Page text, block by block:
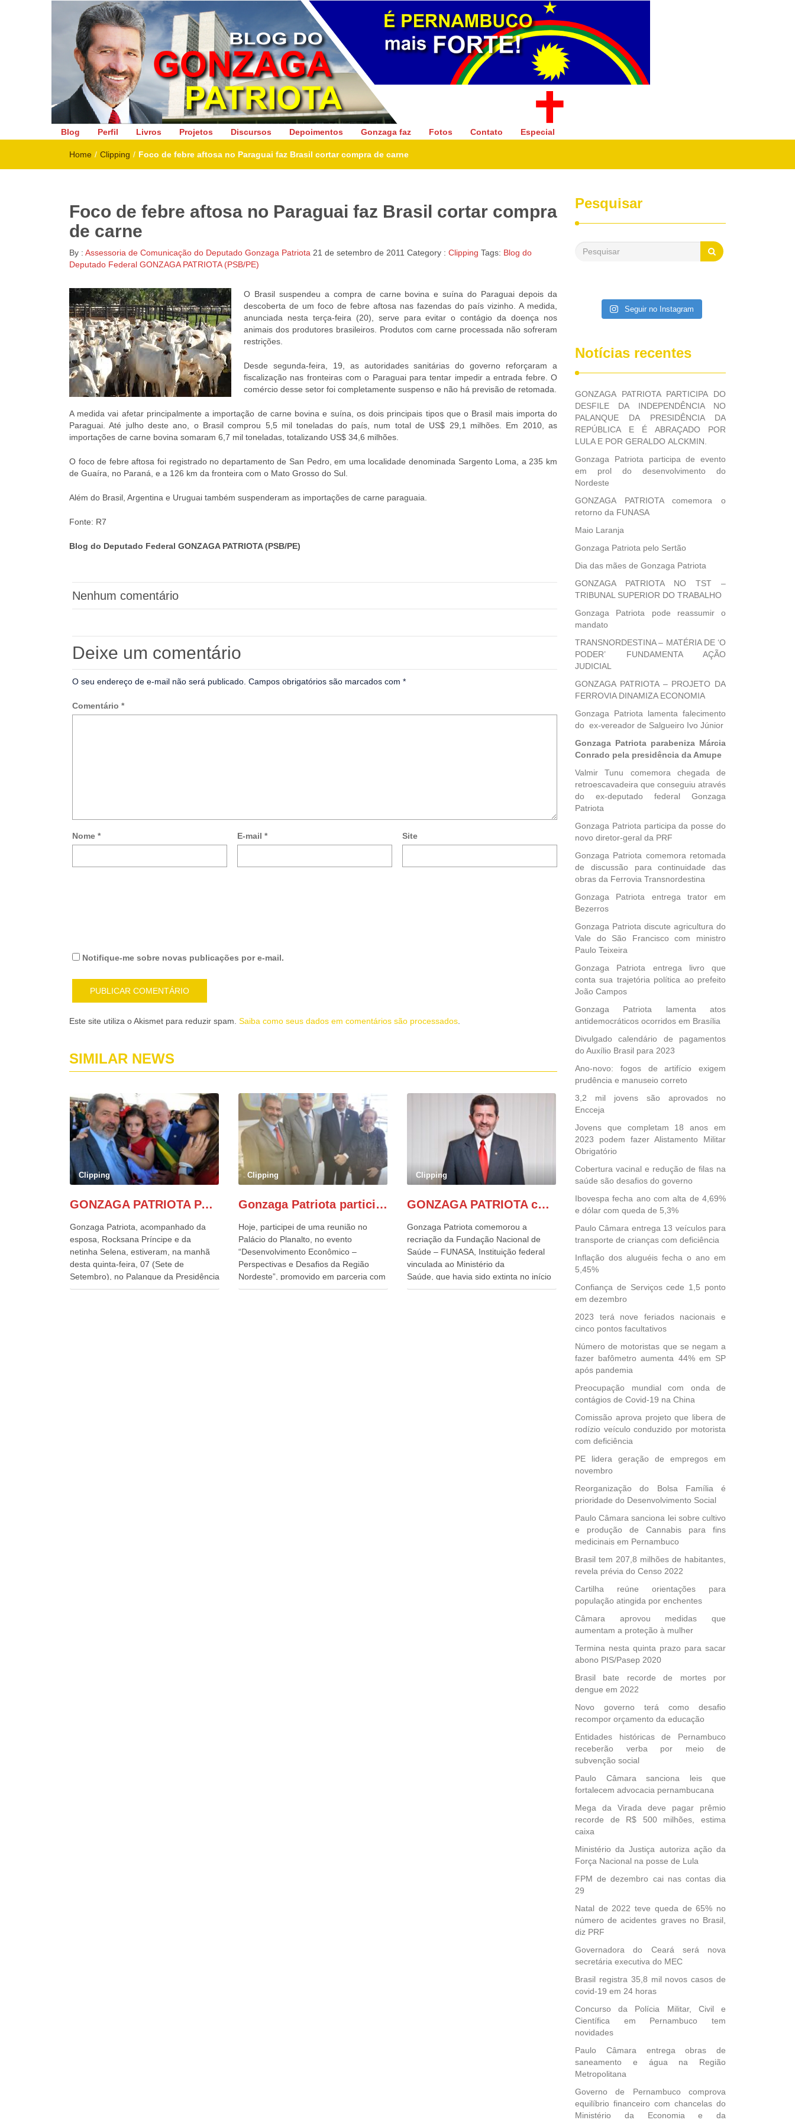
Gonzaga Patriota
Deputado Federal
Blog Perfil Livros Projetos Discursos Depoimentos Gonzaga faz Fotos Contato Especial
Home / Clipping / Foco de febre aftosa no Paraguai faz Brasil cortar compra de carne
Foco de febre aftosa no Paraguai faz Brasil cortar compra
de carne
By : Assessoria de Comunicação do Deputado Gonzaga Patriota 21 de setembro de 2011 Category : Clipping Tags: Blog do
Deputado Federal GONZAGA PATRIOTA (PSB/PE)
O Brasil suspendeu a compra de carne bovina e suína do Paraguai depois da
descoberta de um foco de febre aftosa nas fazendas do país vizinho. A medida,
anunciada nesta terça-feira (20), serve para evitar o contágio da doença nos
animais dos produtores brasileiros. Produtos com carne processada não sofreram
restrições.
Desde segunda-feira, 19, as autoridades sanitárias do governo reforçaram a
fiscalização nas fronteiras com o Paraguai para tentar impedir a entrada febre. O
comércio desse setor foi completamente suspenso e não há previsão de retomada.
A medida vai afetar principalmente a importação de carne bovina e suína, os dois principais tipos que o Brasil mais importa do
Paraguai. Até julho deste ano, o Brasil comprou 5,5 mil toneladas do país, num total de US$ 29,1 milhões. Em 2010, as
importações de carne bovina somaram 6,7 mil toneladas, totalizando US$ 34,6 milhões.
O foco de febre aftosa foi registrado no departamento de San Pedro, em uma localidade denominada Sargento Loma, a 235 km
de Guaíra, no Paraná, e a 126 km da fronteira com o Mato Grosso do Sul.
Além do Brasil, Argentina e Uruguai também suspenderam as importações de carne paraguaia.
Fonte: R7
Blog do Deputado Federal GONZAGA PATRIOTA (PSB/PE)
Nenhum comentário
Deixe um comentário
O seu endereço de e-mail não será publicado. Campos obrigatórios são marcados com *
Comentário *
Nome * E-mail *
Site
Notifique-
sobre
novos
comentários
mail.
Notifique-me sobre novas publicações por e-mail.
Este site utiliza o Akismet para reduzir spam. Saiba como seus dados em comentários são processados
SIMILAR NEWS
Clipping
GONZAGA PATRIOTA PARTICIPA DO DESFILE DA INDEPENDÊNCIA NO PALANQUE DA PRESIDÊNCIA DA REPÚBLICA E É ABRAÇADO POR LULA E POR GERALDO ALCKMIN.
Gonzaga Patriota, acompanhado da
esposa, Rocksana Príncipe e da
netinha Selena, estiveram, na manhã
desta quinta-feira, 07 (Sete de
Setembro), no Palanque da Presidência
da República, onde foram abraçados
Clipping
Gonzaga Patriota participa de evento em prol do desenvolvimento do Nordeste
Hoje, participei de uma reunião no
Palácio do Planalto, no evento
“Desenvolvimento Econômico –
Perspectivas e Desafios da Região
Nordeste”, promovido em parceria com
o Consórcio Nordeste. Na pauta do
Clipping
GONZAGA PATRIOTA comemora o retorno da FUNASA
Gonzaga Patriota comemorou a
recriação da Fundação Nacional de
Saúde – FUNASA, Instituição federal
vinculada ao Ministério da
Saúde, que havia sido extinta no início
do terceiro governo do
Pesquisar
Seguir no Instagram
Notícias recentes
GONZAGA PATRIOTA PARTICIPA DO
DESFILE DA INDEPENDÊNCIA NO
PALANQUE DA PRESIDÊNCIA DA
REPÚBLICA E É ABRAÇADO POR
LULA E POR GERALDO ALCKMIN.
Gonzaga Patriota participa de evento
em prol do desenvolvimento do
Nordeste
GONZAGA PATRIOTA comemora o
retorno da FUNASA
Maio Laranja
Gonzaga Patriota pelo Sertão
Dia das mães de Gonzaga Patriota
GONZAGA PATRIOTA NO TST –
TRIBUNAL SUPERIOR DO TRABALHO
Gonzaga Patriota pode reassumir o
mandato
TRANSNORDESTINA – MATÉRIA DE ‘O
PODER’ FUNDAMENTA AÇÃO
JUDICIAL
GONZAGA PATRIOTA – PROJETO DA
FERROVIA DINAMIZA ECONOMIA
Gonzaga Patriota lamenta falecimento
do ex-vereador de Salgueiro Ivo Júnior
Gonzaga Patriota parabeniza Márcia
Conrado pela presidência da Amupe
Valmir Tunu comemora chegada de
retroescavadeira que conseguiu através
do ex-deputado federal Gonzaga
Patriota
Gonzaga Patriota participa da posse do
novo diretor-geral da PRF
Gonzaga Patriota comemora retomada
de discussão para continuidade das
obras da Ferrovia Transnordestina
Gonzaga Patriota entrega trator em
Bezerros
Gonzaga Patriota discute agricultura do
Vale do São Francisco com ministro
Paulo Teixeira
Gonzaga Patriota entrega livro que
conta sua trajetória política ao prefeito
João Campos
Gonzaga Patriota lamenta atos
antidemocráticos ocorridos em Brasília
Divulgado calendário de pagamentos
do Auxílio Brasil para 2023
Ano-novo: fogos de artifício exigem
prudência e manuseio correto
3,2 mil jovens são aprovados no
Encceja
Jovens que completam 18 anos em
2023 podem fazer Alistamento Militar
Obrigatório
Cobertura vacinal e redução de filas na
saúde são desafios do governo
Ibovespa fecha ano com alta de 4,69%
e dólar com queda de 5,3%
Paulo Câmara entrega 13 veículos para
transporte de crianças com deficiência
Inflação dos aluguéis fecha o ano em
5,45%
Confiança de Serviços cede 1,5 ponto
em dezembro
2023 terá nove feriados nacionais e
cinco pontos facultativos
Número de motoristas que se negam a
fazer bafômetro aumenta 44% em SP
após pandemia
Preocupação mundial com onda de
contágios de Covid-19 na China
Comissão aprova projeto que libera de
rodízio veículo conduzido por motorista
com deficiência
PE lidera geração de empregos em
novembro
Reorganização do Bolsa Família é
prioridade do Desenvolvimento Social
Paulo Câmara sanciona lei sobre cultivo
e produção de Cannabis para fins
medicinais em Pernambuco
Brasil tem 207,8 milhões de habitantes,
revela prévia do Censo 2022
Cartilha reúne orientações para
população atingida por enchentes
Câmara aprovou medidas que
aumentam a proteção à mulher
Termina nesta quinta prazo para sacar
abono PIS/Pasep 2020
Brasil bate recorde de mortes por
dengue em 2022
Novo governo terá como desafio
recompor orçamento da educação
Entidades históricas de Pernambuco
receberão verba por meio de
subvenção social
Paulo Câmara sanciona leis que
fortalecem advocacia pernambucana
Mega da Virada deve pagar prêmio
recorde de R$ 500 milhões, estima
caixa
Ministério da Justiça autoriza ação da
Força Nacional na posse de Lula
FPM de dezembro cai nas contas dia
29
Natal de 2022 teve queda de 65% no
número de acidentes graves no Brasil,
diz PRF
Governadora do Ceará será nova
secretária executiva do MEC
Brasil registra 35,8 mil novos casos de
covid-19 em 24 horas
Concurso da Polícia Militar, Civil e
Científica em Pernambuco tem
novidades
Paulo Câmara entrega obras de
saneamento e água na Região
Metropolitana
Governo de Pernambuco comprova
equilíbrio financeiro com chancelas do
Ministério da Economia e da